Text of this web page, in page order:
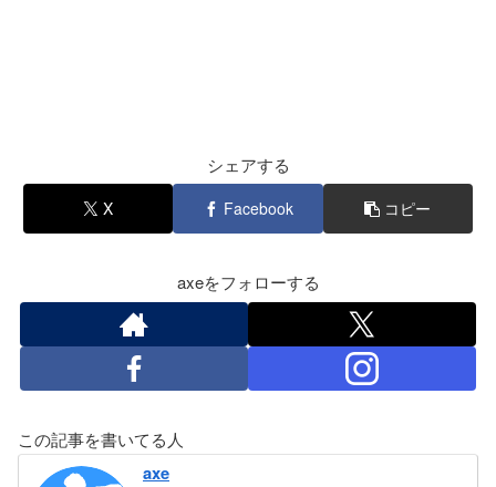
シェアする
X Facebook コピー
axeをフォローする
この記事を書いてる人
axe